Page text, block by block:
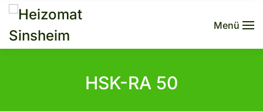
Menü
HSK-RA 50